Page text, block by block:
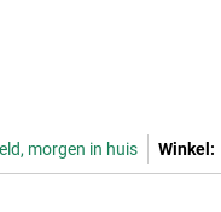
morgen in huis Winkel: